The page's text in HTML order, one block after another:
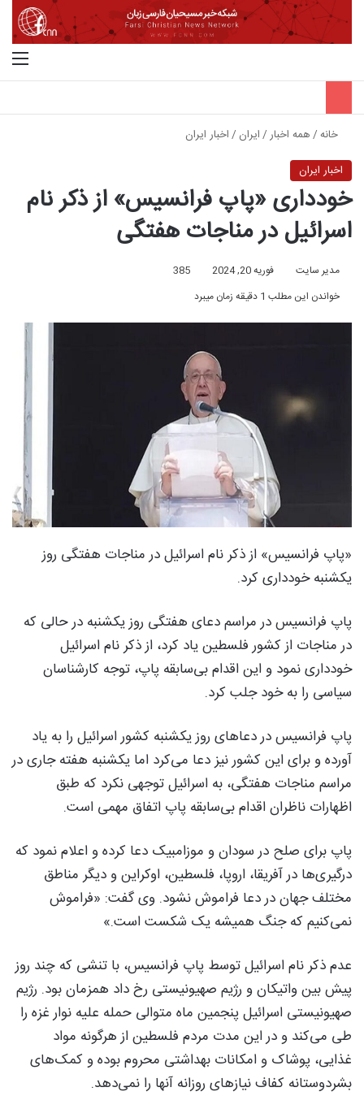
خانه/همه اخبار/ایران /اخبار ایران
اخبار ایران
خودداری «پاپ فرانسیس» از ذکر نام
اسرائیل در مناجات هفتگی
مدیر سایت فوریه 20, 2024
385
خواندن این مطلب 1 دقیقه زمان میبرد
«پاپ فرانسیس» از ذکر نام اسرائیل در مناجات هفتگی روز
یکشنبه خودداری کرد.
پاپ فرانسیس در مراسم دعای هفتگی روز یکشنبه در حالی که
در مناجات از کشور فلسطین یاد کرد، از ذکر نام اسرائیل
خودداری نمود و این اقدام بی‌سابقه پاپ، توجه کارشناسان
سیاسی را به خود جلب کرد.
پاپ فرانسیس در دعاهای روز یکشنبه کشور اسرائیل را به یاد
آورده و برای این کشور نیز دعا می‌کرد اما یکشنبه هفته جاری در
مراسم مناجات هفتگی، به اسرائیل توجهی نکرد که طبق
اظهارات ناظران اقدام بی‌سابقه پاپ اتفاق مهمی است.
پاپ برای صلح در سودان و موزامبیک دعا کرده و اعلام نمود که
درگیری‌ها در آفریقا، اروپا، فلسطین، اوکراین و دیگر مناطق
مختلف جهان در دعا فراموش نشود. وی گفت: «فراموش
نمی‌کنیم که جنگ همیشه یک شکست است.»
عدم ذکر نام اسرائیل توسط پاپ فرانسیس، با تنشی که چند روز
پیش بین واتیکان و رژیم صهیونیستی رخ داد همزمان بود. رژیم
صهیونیستی اسرائیل پنجمین ماه متوالی حمله علیه نوار غزه را
طی می‌کند و در این مدت مردم فلسطین از هرگونه مواد
غذایی، پوشاک و امکانات بهداشتی محروم بوده و کمک‌های
بشردوستانه کفاف نیازهای روزانه آنها را نمی‌دهد.